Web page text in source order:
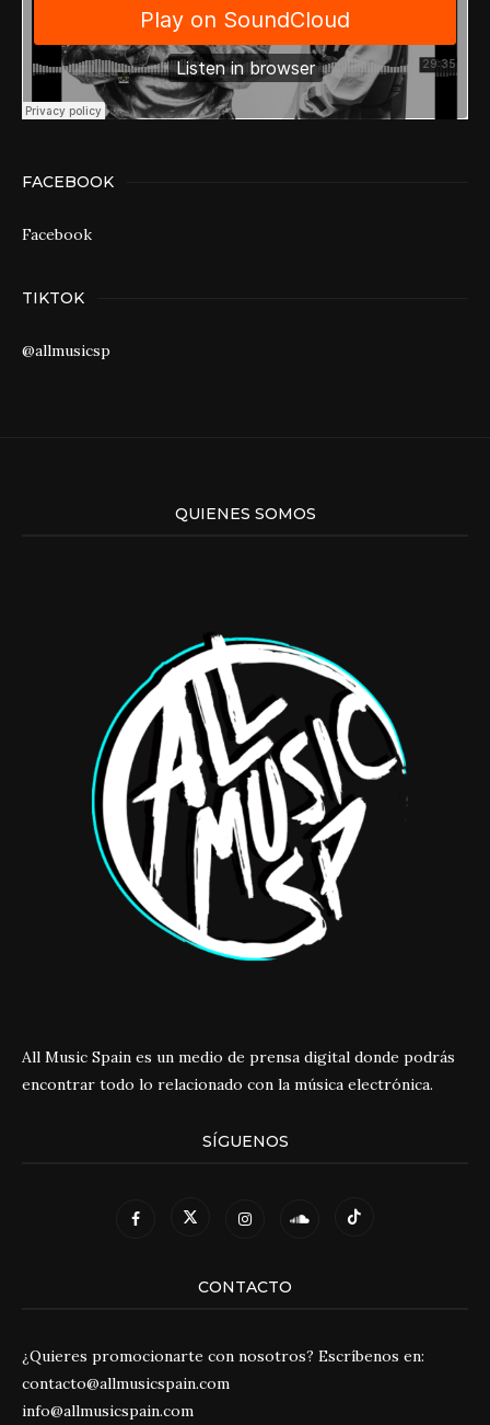
FACEBOOK
Facebook
TIKTOK
@allmusicsp
QUIENES SOMOS
All Music Spain es un medio de prensa digital donde podrás
encontrar todo lo relacionado con la música electrónica.
SÍGUENOS
CONTACTO
¿Quieres promocionarte con nosotros? Escríbenos en:
contacto@allmusicspain.com
info@allmusicspain.com